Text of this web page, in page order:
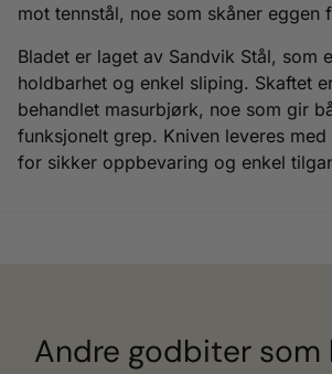
mot tennstål, noe som skåner eggen
Bladet er laget av Sandvik Stål, som
holdbarhet og enkel sliping. Skaftet
behandlet masurbjørk, noe som gir
funksjonelt grep. Kniven leveres
for sikker oppbevaring og enkel
Andre godbiter som